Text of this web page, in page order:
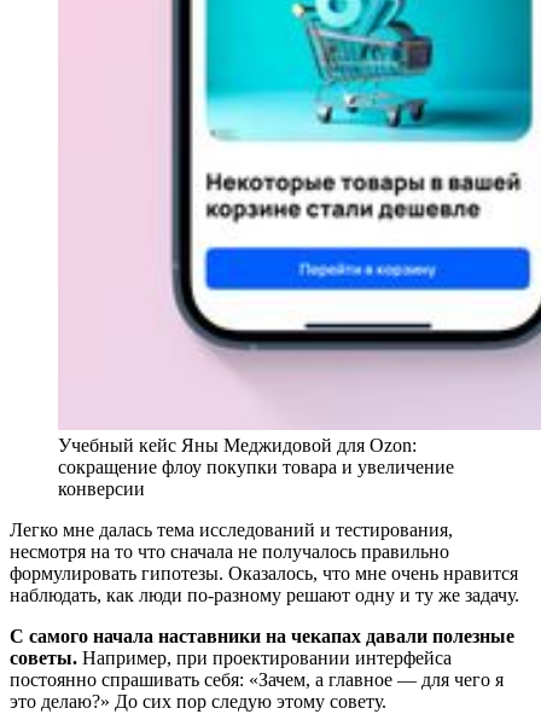
Учебный кейс Яны Меджидовой для Ozon:
сокращение флоу покупки товара и увеличение
конверсии
Легко мне далась тема исследований и тестирования,
несмотря на то что сначала не получалось правильно
формулировать гипотезы. Оказалось, что мне очень нравится
наблюдать, как люди по-разному решают одну и ту же задачу.
С самого начала наставники на чекапах давали полезные
советы. Например, при проектировании интерфейса
постоянно спрашивать себя: «Зачем, а главное — для чего я
это делаю?» До сих пор следую этому совету.